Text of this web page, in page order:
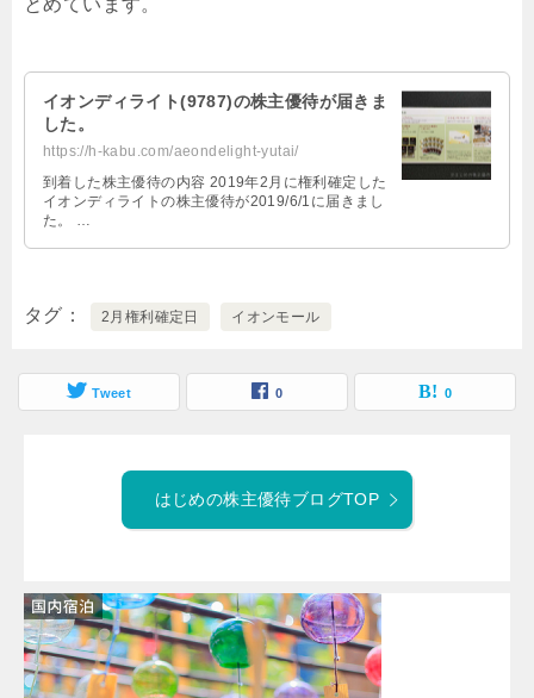
とめています。
イオンディライト(9787)の株主優待が届きま
した。
https://h-kabu.com/aeondelight-yutai/
到着した株主優待の内容 2019年2月に権利確定した
イオンディライトの株主優待が2019/6/1に届きまし
た。 …
タグ 2月権利確定日 イオンモール
Tweet 0 0
はじめの株主優待ブログTOP